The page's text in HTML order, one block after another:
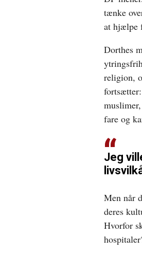
tænke
at hjælpe
Dorthes
religion,
fare og
Jeg
Men når
deres
Hvorfor